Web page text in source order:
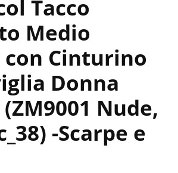
Tacco
Medio
con Cinturino
Donna
Nude,
-Scarpe e